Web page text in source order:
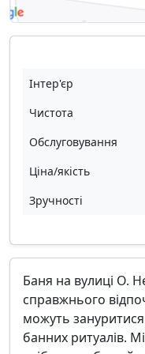
Інтер'єр
Чистота
Обслуговування
Ціна/якість
Зручності
Баня на вулиці О.
справжнього
можуть зануритися
банних ритуалів.